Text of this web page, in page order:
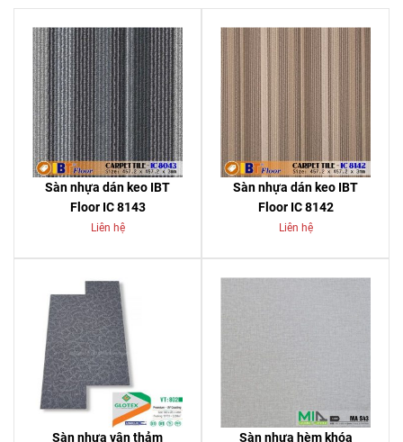
Sàn nhựa dán keo IBT
Floor IC 8143
Liên hệ
Sàn nhựa dán keo IBT
Floor IC 8142
Liên hệ
Sàn nhựa vân thảm
Sàn nhựa hèm khóa